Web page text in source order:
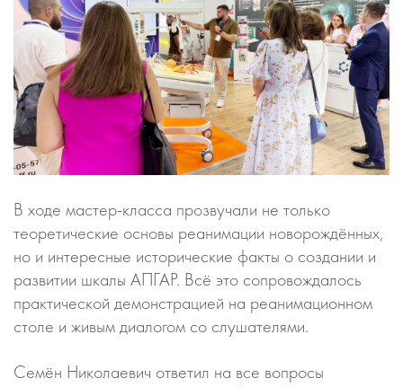
В ходе мастер-класса прозвучали не только
теоретические основы реанимации новорождённых,
но и интересные исторические факты о создании и
развитии шкалы АПГАР. Всё это сопровождалось
практической демонстрацией на реанимационном
столе и живым диалогом со слушателями.
Семён Николаевич ответил на все вопросы